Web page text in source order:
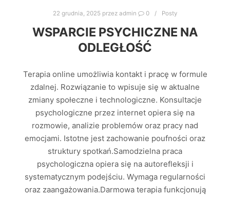
22 grudnia, 2025 przez admin 0 Posty
WSPARCIE PSYCHICZNE NA
ODLEGŁOŚĆ
Terapia online umożliwia kontakt i pracę w formule
zdalnej. Rozwiązanie to wpisuje się w aktualne
zmiany społeczne i technologiczne. Konsultacje
psychologiczne przez internet opiera się na
rozmowie, analizie problemów oraz pracy nad
emocjami. Istotne jest zachowanie poufności oraz
struktury spotkań.Samodzielna praca
psychologiczna opiera się na autorefleksji i
systematycznym podejściu. Wymaga regularności
oraz zaangażowania.Darmowa terapia funkcjonują